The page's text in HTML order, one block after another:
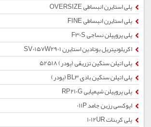
پلی استایرن انبساطی OVERSIZE
پلی استایرن انبساطی FINE
پلی پروپیلن نساجی F30S
اکریلونیتریل بوتادین استایرن SV0157W2901
پلی اتیلن سنگین تزریقی (پودر) 52518
پلی اتیلن سنگین بادی BL3 (پودر)
پلی پروپیلن شیمیایی RP210G
اپوکسی رزین جامد 011P
پلی کربنات 1012UR